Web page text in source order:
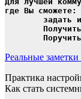
где Вы сможете:
Реальные
Практика
Как стать